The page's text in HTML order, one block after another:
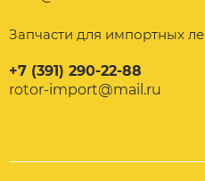
Запчасти для импортных
+7 (391) 290-22-88
rotor-import@mail.ru